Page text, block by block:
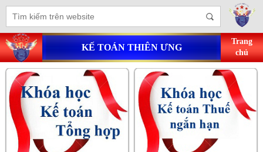
KẾ TOÁN THIÊN ƯNG
Trang
chủ